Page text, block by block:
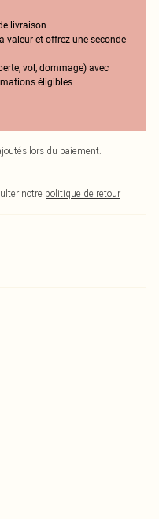
livraison
valeur et offrez une seconde
vol, dommage) avec
éligibles
lors du paiement.
notre politique de retour